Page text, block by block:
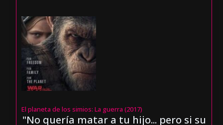
El planeta de los simios: La guerra (2017)
"No quería matar a tu hijo... pero si su